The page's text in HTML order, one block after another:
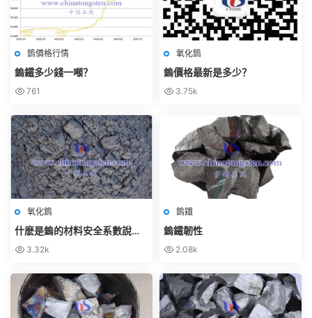
鎢價格行情
鎢鐵多少錢一噸？
761
氧化鎢
鎢價格最新是多少？
3.75k
氧化鎢
什麽是鎢的材料安全系數說明
書（MSDS）？
3.32k
鎢鐵
鎢鐵韌性
2.08k